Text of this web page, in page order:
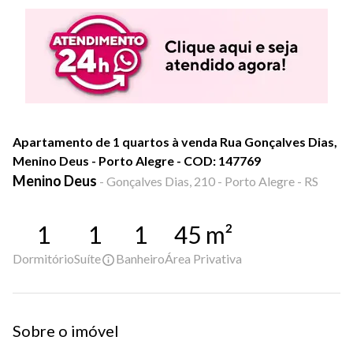
Apartamento de 1 quartos à venda Rua Gonçalves Dias,
Menino Deus - Porto Alegre - COD: 147769
Menino Deus - Gonçalves Dias, 210 - Porto Alegre - RS
1
Dormitório
1
Suíte
1
Banheiro
45 m²
Área Privativa
Sobre o imóvel